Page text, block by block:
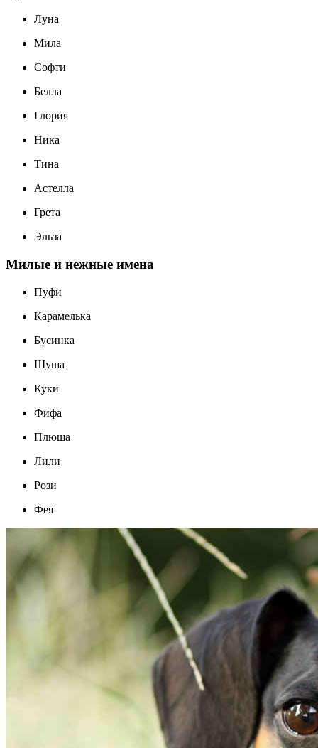
Луна
Мила
Софти
Белла
Глория
Ника
Тина
Астелла
Грета
Эльза
Милые и нежные имена
Пуфи
Карамелька
Бусинка
Шуша
Куки
Фифа
Плюша
Лили
Рози
Фея